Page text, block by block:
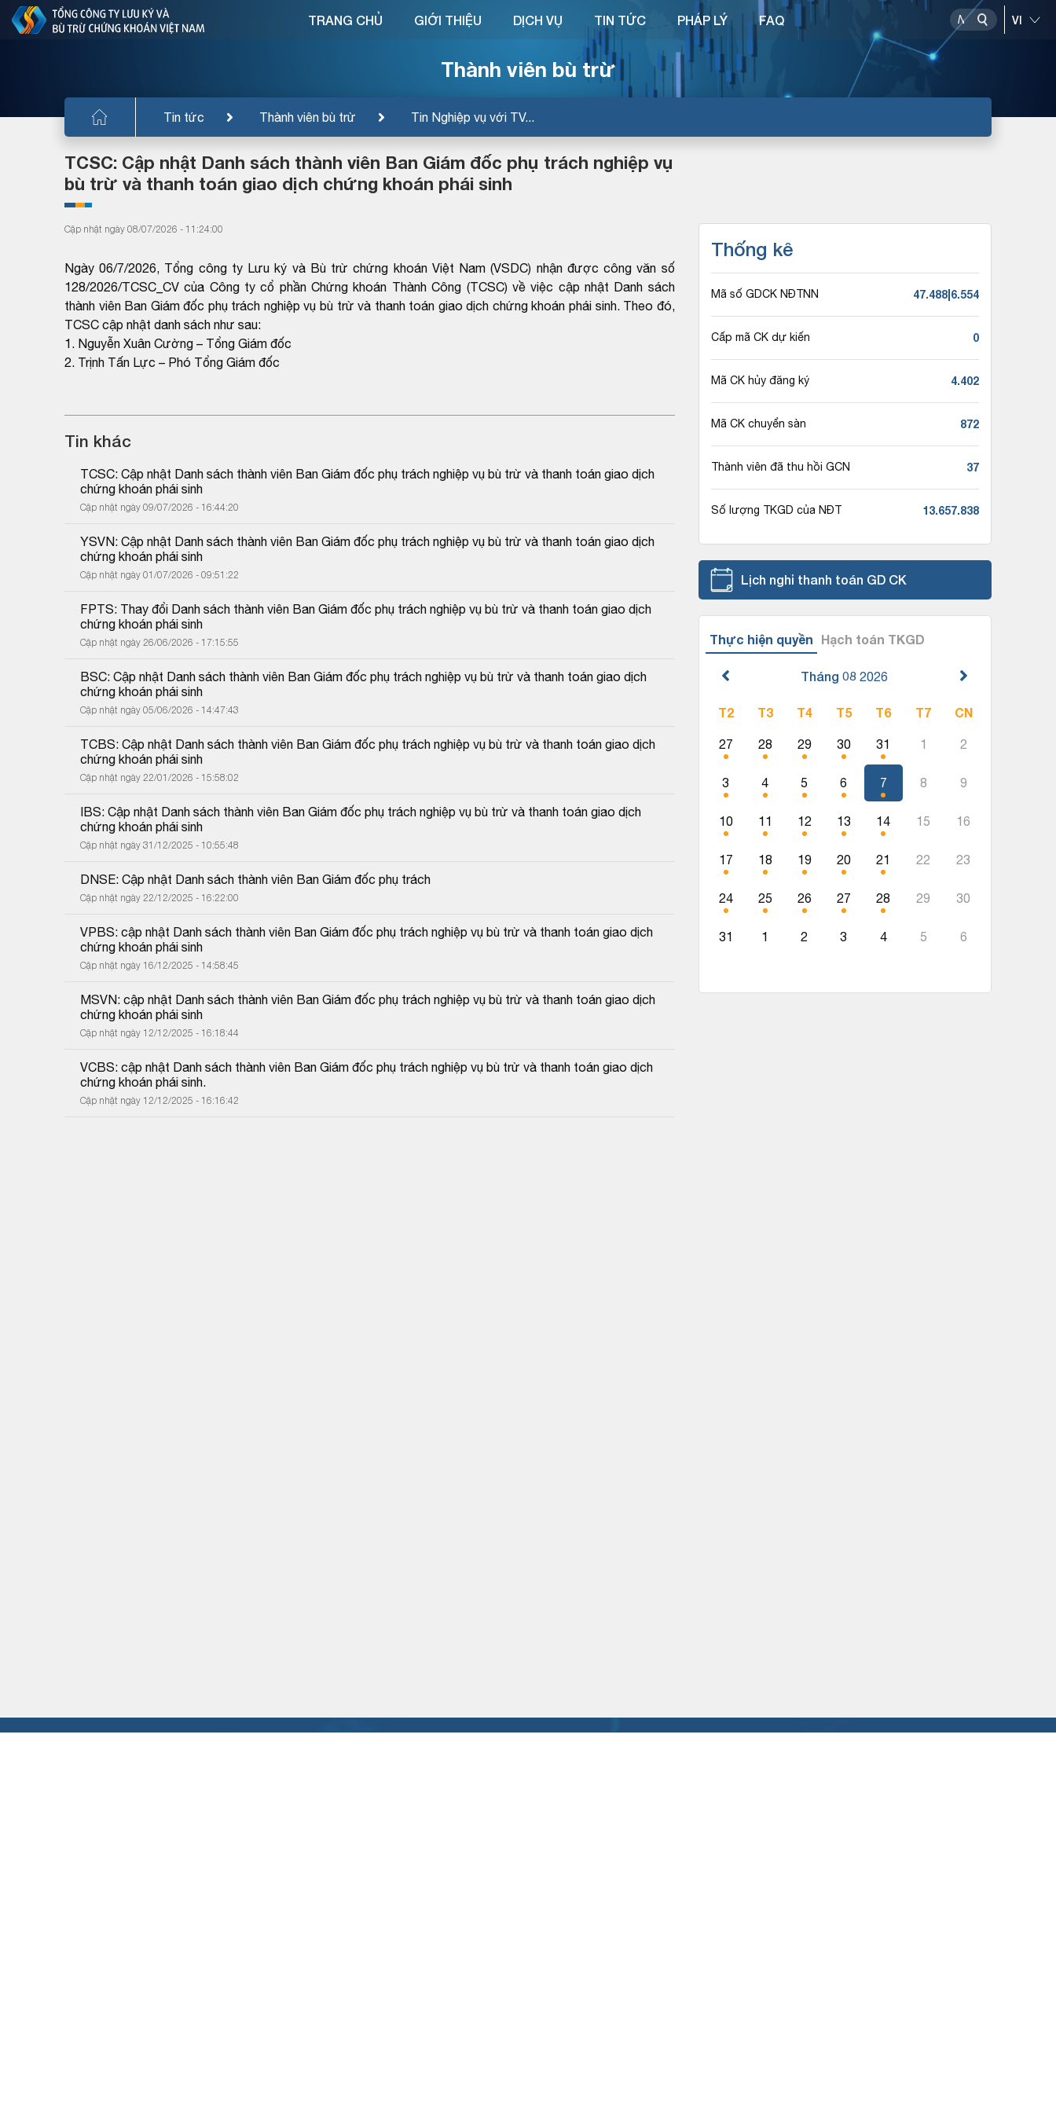
Thành viên bù trừ
Tin tức Thành viên bù trừ Tin Nghiệp vụ với TV...
TRANG CHỦ GIỚI THIỆU DỊCH VỤ TIN TỨC PHÁP LÝ FAQ
TCSC: Cập nhật Danh sách thành viên Ban Giám đốc phụ trách nghiệp vụ
bù trừ và thanh toán giao dịch chứng khoán phái sinh
Cập nhật ngày 08/07/2026 - 11:24:00
Ngày 06/7/2026, Tổng công ty Lưu ký và Bù trừ chứng khoán Việt Nam (VSDC) nhận được công văn số
128/2026/TCSC_CV của Công ty cổ phần Chứng khoán Thành Công (TCSC) về việc cập nhật Danh sách
thành viên Ban Giám đốc phụ trách nghiệp vụ bù trừ và thanh toán giao dịch chứng khoán phái sinh. Theo đó,
TCSC cập nhật danh sách như sau:
1. Nguyễn Xuân Cường – Tổng Giám đốc
2. Trịnh Tấn Lực – Phó Tổng Giám đốc
Tin khác
TCSC: Cập nhật Danh sách thành viên Ban Giám đốc phụ trách nghiệp vụ bù trừ và thanh toán giao dịch
chứng khoán phái sinh
Cập nhật ngày 09/07/2026 - 16:44:20
YSVN: Cập nhật Danh sách thành viên Ban Giám đốc phụ trách nghiệp vụ bù trừ và thanh toán giao dịch
chứng khoán phái sinh
Cập nhật ngày 01/07/2026 - 09:51:22
FPTS: Thay đổi Danh sách thành viên Ban Giám đốc phụ trách nghiệp vụ bù trừ và thanh toán giao dịch
chứng khoán phái sinh
Cập nhật ngày 26/06/2026 - 17:15:55
BSC: Cập nhật Danh sách thành viên Ban Giám đốc phụ trách nghiệp vụ bù trừ và thanh toán giao dịch
chứng khoán phái sinh
Cập nhật ngày 05/06/2026 - 14:47:43
TCBS: Cập nhật Danh sách thành viên Ban Giám đốc phụ trách nghiệp vụ bù trừ và thanh toán giao dịch
chứng khoán phái sinh
Cập nhật ngày 22/01/2026 - 15:58:02
IBS: Cập nhật Danh sách thành viên Ban Giám đốc phụ trách nghiệp vụ bù trừ và thanh toán giao dịch
chứng khoán phái sinh
Cập nhật ngày 31/12/2025 - 10:55:48
DNSE: Cập nhật Danh sách thành viên Ban Giám đốc phụ trách
Cập nhật ngày 22/12/2025 - 16:22:00
VPBS: cập nhật Danh sách thành viên Ban Giám đốc phụ trách nghiệp vụ bù trừ và thanh toán giao dịch
chứng khoán phái sinh
Cập nhật ngày 16/12/2025 - 14:58:45
MSVN: cập nhật Danh sách thành viên Ban Giám đốc phụ trách nghiệp vụ bù trừ và thanh toán giao dịch
chứng khoán phái sinh
Cập nhật ngày 12/12/2025 - 16:18:44
VCBS: cập nhật Danh sách thành viên Ban Giám đốc phụ trách nghiệp vụ bù trừ và thanh toán giao dịch
chứng khoán phái sinh.
Cập nhật ngày 12/12/2025 - 16:16:42
Thống kê
Mã số GDCK NĐTNN 47.488|6.554
Cấp mã CK dự kiến 0
Mã CK hủy đăng ký 4.402
Mã CK chuyển sàn 872
Thành viên đã thu hồi GCN 37
Số lượng TKGD của NĐT 13.657.838
Lịch nghỉ thanh toán GD CK
Thực hiện quyền Hạch toán TKGD
Tháng 08 2026
T2 T3 T4 T5 T6 T7 CN
27 28 29 30 31 1 2
3 4 5 6 7 8 9
10 11 12 13 14 15 16
17 18 19 20 21 22 23
24 25 26 27 28 29 30
31 1 2 3 4 5 6